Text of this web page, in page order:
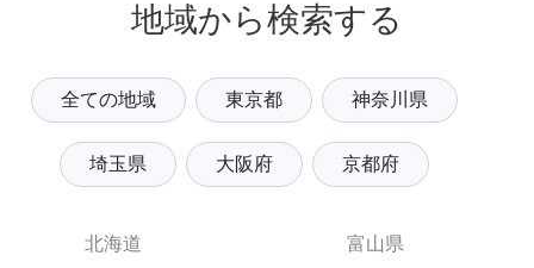
地域から検索する
全ての地域 東京都 神奈川県
埼玉県 大阪府 京都府
北海道
富山県